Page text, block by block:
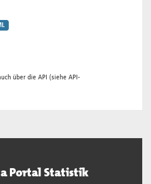
über die API (siehe API-
Portal Statistik